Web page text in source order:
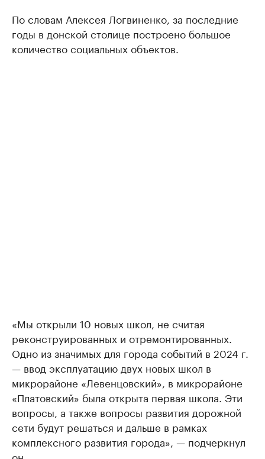
По словам Алексея Логвиненко, за последние
годы в донской столице построено большое
количество социальных объектов.
«Мы открыли 10 новых школ, не считая
реконструированных и отремонтированных.
Одно из значимых для города событий в 2024 г.
— ввод эксплуатацию двух новых школ в
микрорайоне «Левенцовский», в микрорайоне
«Платовский» была открыта первая школа. Эти
вопросы, а также вопросы развития дорожной
сети будут решаться и дальше в рамках
комплексного развития города», — подчеркнул